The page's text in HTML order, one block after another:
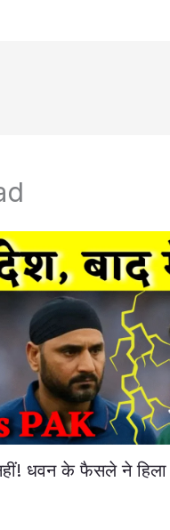
धवन के फैसले ने हिला